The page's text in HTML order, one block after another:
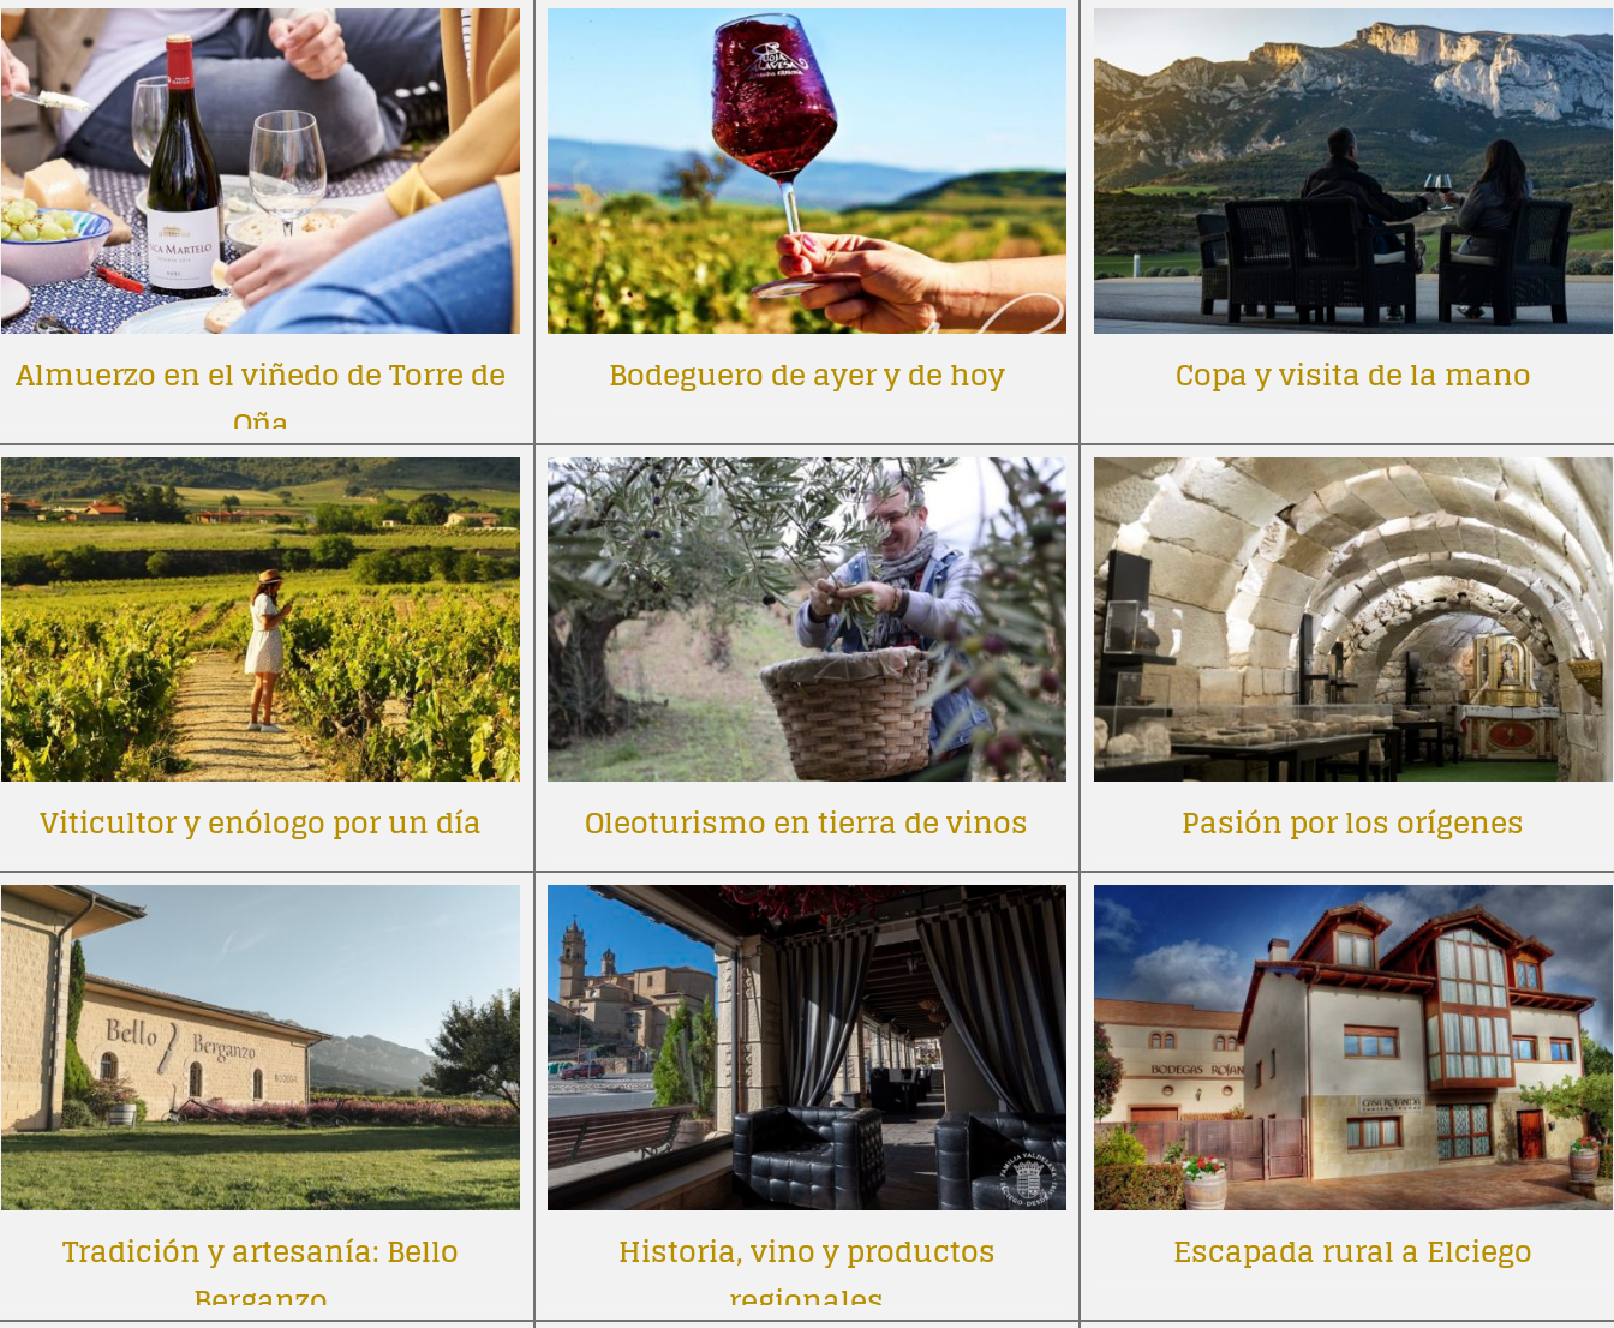
Almuerzo en el viñedo de Torre de
Oña
Bodeguero de ayer y de hoy Copa y visita de la mano
Viticultor y enólogo por un día Oleoturismo en tierra de vinos Pasión por los orígenes
Tradición y artesanía: Bello
Berganzo
Historia, vino y productos
regionales
Escapada rural a Elciego